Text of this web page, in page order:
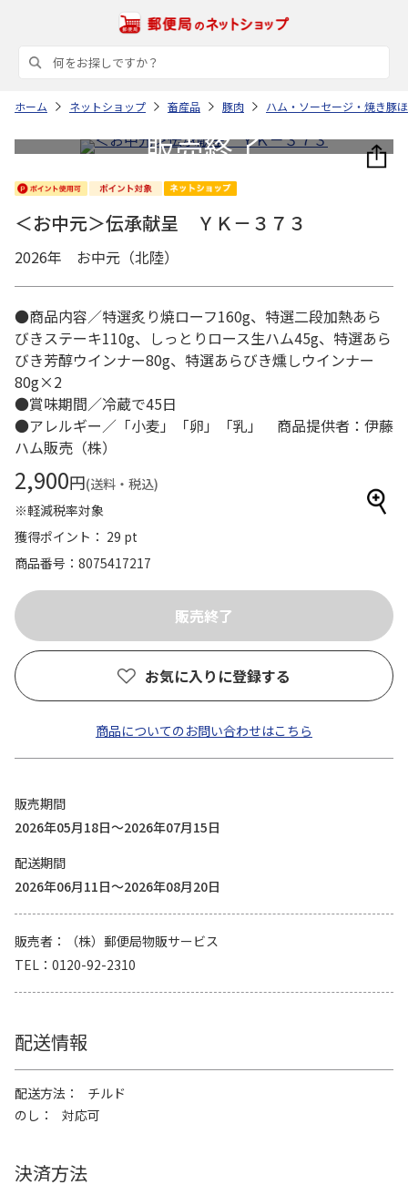
ホーム ネットショップ 畜産品 豚肉 ハム・ソーセージ・焼き豚
＜お中元＞伝承献呈 ＹＫ－３７３
2026年 お中元（北陸）
●商品内容／特選炙り焼ローフ160g、特選二段加熱あら
びきステーキ110g、しっとりロース生ハム45g、特選あら
びき芳醇ウインナー80g、特選あらびき燻しウインナー
80g×2
●賞味期間／冷蔵で45日
●アレルギー／「小麦」「卵」「乳」 商品提供者：伊藤
ハム販売（株）
2,900円(送料・税込)
※軽減税率対象
獲得ポイント： 29 pt
商品番号
8075417217
お気に入りに登録する
商品についてのお問い合わせはこちら
販売期間
2026年05月18日～2026年07月15日
配送期間
2026年06月11日～2026年08月20日
販売者
（株）郵便局物販サービス
TEL
0120-92-2310
配送情報
配送方法
チルド
のし
対応可
決済方法